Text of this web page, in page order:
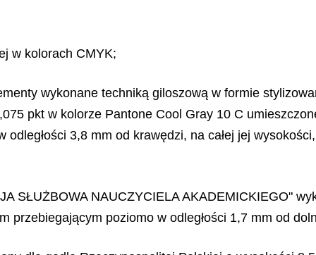
w kolorach CMYK;
wykonane techniką giloszową w formie
pkt w kolorze Pantone Cool Gray 10 C
odległości 3,8 mm od krawędzi, na całej jej
SŁUŻBOWA NAUCZYCIELA AKADEMICKIEGO"
przebiegającym poziomo w odległości 1,7 mm od